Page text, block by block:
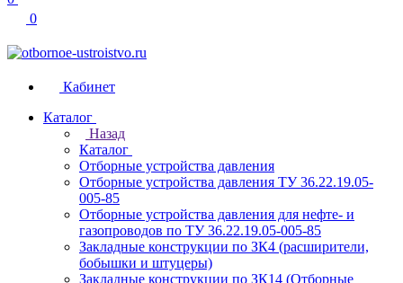
0
Кабинет
Каталог
Назад
Каталог
Отборные устройства давления
Отборные устройства давления ТУ 36.22.19.05-
005-85
Отборные устройства давления для нефте- и
газопроводов по ТУ 36.22.19.05-005-85
Закладные конструкции по ЗК4 (расширители,
бобышки и штуцеры)
Закладные конструкции по ЗК14 (Отборные